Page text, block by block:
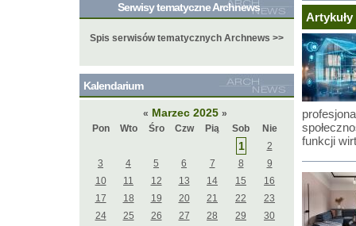
funkcji
Serwisy tematyczne Archnews
Spis serwisów tematycznych Archnews >>
Kalendarium
« Marzec 2025 »
Pon
Wto Śro Czw Pią Sob Nie
1
2
3
4 5 6 7 8
9
10
11 12 13 14 15
16
17
18 19 20 21 22
23
24
25 26 27 28 29
30